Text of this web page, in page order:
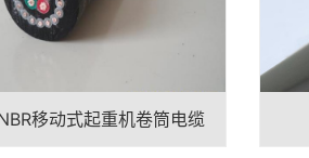
移动式起重机卷筒电缆